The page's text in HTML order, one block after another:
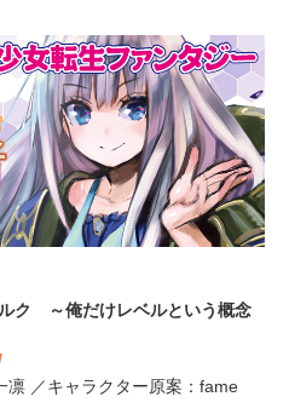
ク ～俺だけレベルという概念
凛 ／キャラクター原案：fame